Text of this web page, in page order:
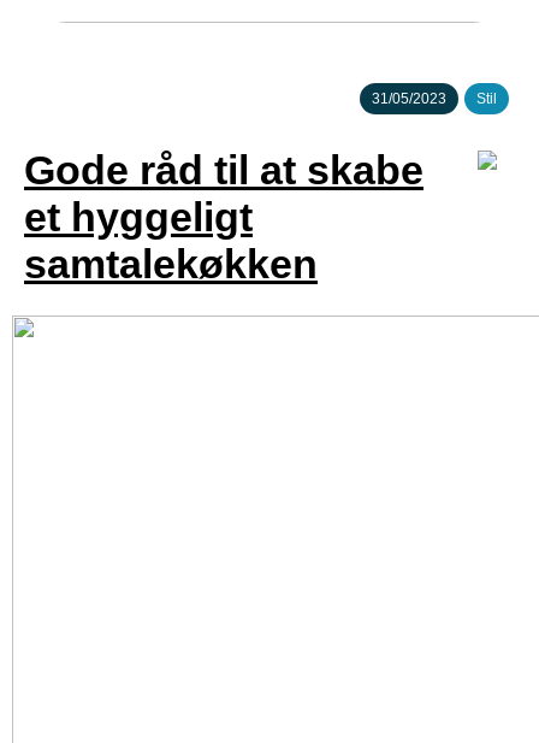
31/05/2023 Stil
Gode råd til at skabe
et hyggeligt
samtalekøkken